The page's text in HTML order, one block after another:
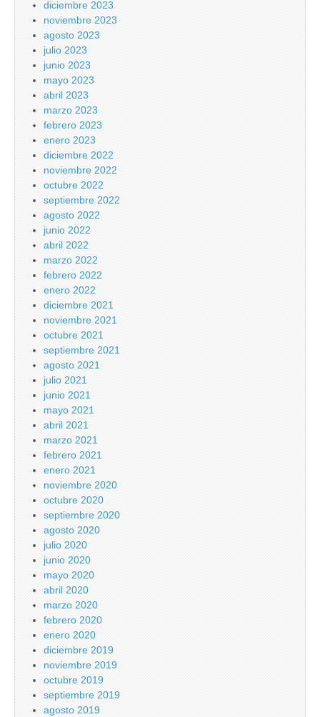
diciembre 2023
noviembre 2023
agosto 2023
julio 2023
junio 2023
mayo 2023
abril 2023
marzo 2023
febrero 2023
enero 2023
diciembre 2022
noviembre 2022
octubre 2022
septiembre 2022
agosto 2022
junio 2022
abril 2022
marzo 2022
febrero 2022
enero 2022
diciembre 2021
noviembre 2021
octubre 2021
septiembre 2021
agosto 2021
julio 2021
junio 2021
mayo 2021
abril 2021
marzo 2021
febrero 2021
enero 2021
noviembre 2020
octubre 2020
septiembre 2020
agosto 2020
julio 2020
junio 2020
mayo 2020
abril 2020
marzo 2020
febrero 2020
enero 2020
diciembre 2019
noviembre 2019
octubre 2019
septiembre 2019
agosto 2019